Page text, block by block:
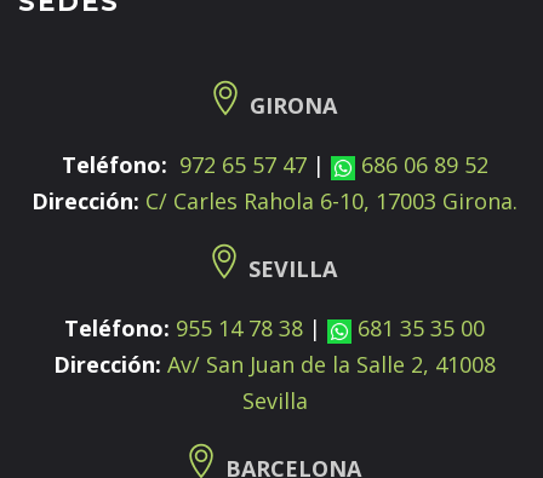
GIRONA
Teléfono: 972 65 57 47 |
686 06 89 52
Dirección: C/ Carles Rahola 6-10, 17003 Girona.
SEVILLA
Teléfono: 955 14 78 38 |
681 35 35 00
Dirección: Av/ San Juan de la Salle 2, 41008
Sevilla
BARCELONA